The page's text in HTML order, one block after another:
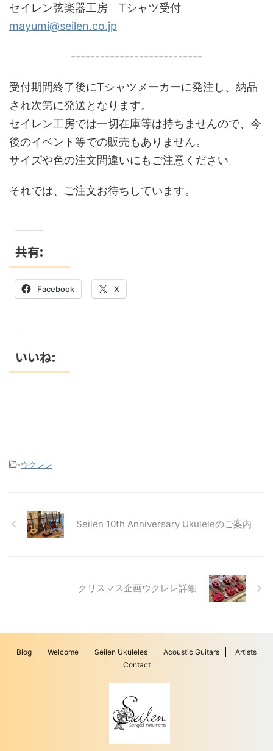
セイレン弦楽器工房 Tシャツ受付
mayumi@seilen.co.jp
---------------------------
受付期間終了後にTシャツメーカーに発注し、納品
され次第に発送となります。
セイレン工房では一切在庫等は持ちませんので、今
後のイベント等での販売もありません。
サイズや色の注文間違いにもご注意ください。
それでは、ご注文お待ちしています。
共有:
Facebook X
いいね:
-ウクレレ
Seilen 10th Anniversary Ukuleleのご案内
クリスマス企画ウクレレ詳細
Blog Welcome Seilen Ukuleles Acoustic Guitars
Artists
Contact